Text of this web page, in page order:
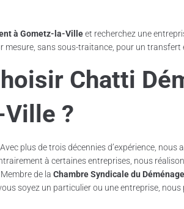
à Gometz-la-Villeet recherchez une
mesure, sans sous-traitance, pour un transfert
Chatti
?
Avec plus de trois décennies d’expérience,
à certaines entreprises, nous
Membre de la Chambre Syndicale du
soyez un particulier ou une entreprise,